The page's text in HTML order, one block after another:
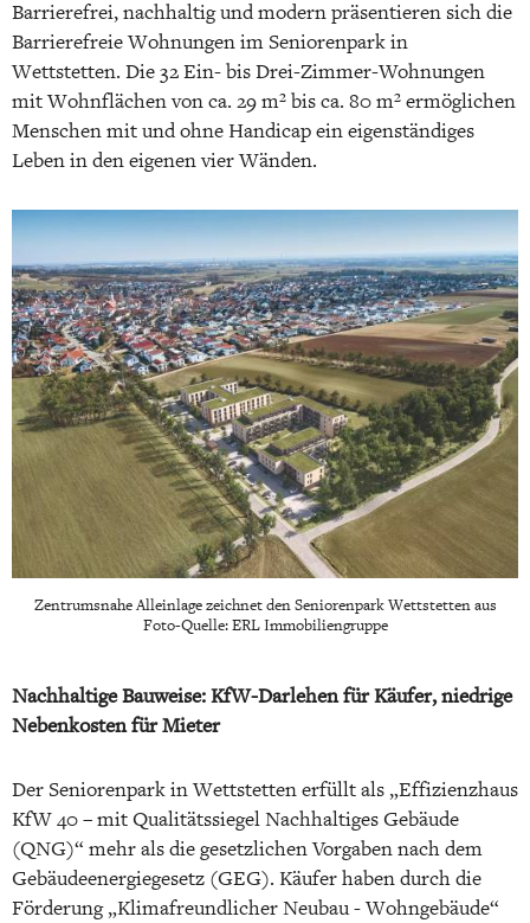
Barrierefrei, nachhaltig und modern präsentieren sich die
Barrierefreie Wohnungen im Seniorenpark in
Wettstetten. Die 32 Ein- bis Drei-Zimmer-Wohnungen
mit Wohnflächen von ca. 29 m² bis ca. 80 m² ermöglichen
Menschen mit und ohne Handicap ein eigenständiges
Leben in den eigenen vier Wänden.
Zentrumsnahe Alleinlage zeichnet den Seniorenpark Wettstetten aus
Foto-Quelle: ERL Immobiliengruppe
Nachhaltige Bauweise: KfW-Darlehen für Käufer, niedrige
Nebenkosten für Mieter
Der Seniorenpark in Wettstetten erfüllt als „Effizienzhaus
KfW 40 – mit Qualitätssiegel Nachhaltiges Gebäude
(QNG)“ mehr als die gesetzlichen Vorgaben nach dem
Gebäudeenergiegesetz (GEG). Käufer haben durch die
Förderung „Klimafreundlicher Neubau - Wohngebäude“